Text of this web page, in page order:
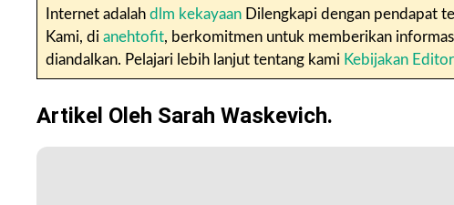
Internet adalah dlm kekayaanDilengkapi dengan pendapat
Kami, di anehtofit, berkomitmen untuk memberikan
diandalkan. Pelajari lebih lanjut tentang kami Kebijakan
Artikel Oleh Sarah Waskevich.